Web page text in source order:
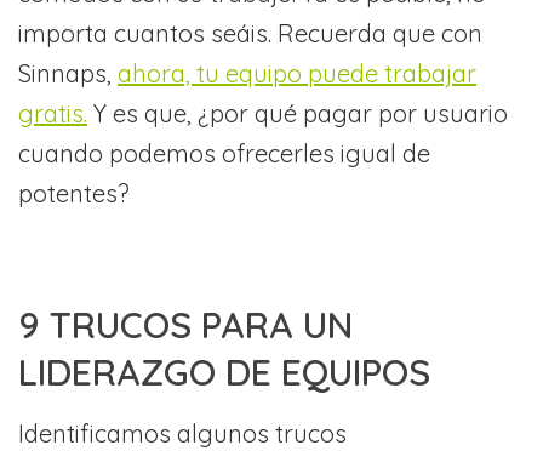
importa cuantos seáis. Recuerda que con
Sinnaps, ahora, tu equipo puede trabajar
gratis. Y es que, ¿por qué pagar por usuario
cuando podemos ofrecerles igual de
potentes?
9 TRUCOS PARA UN
LIDERAZGO DE EQUIPOS
Identificamos algunos trucos